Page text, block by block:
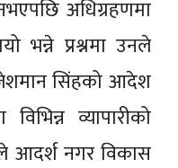
अधिग्रहणमा
भन्ने प्रश्नमा उनले
सिंहको आदेश
व्यापारीको
आदर्श नगर विकास